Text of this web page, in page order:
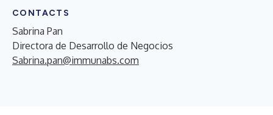
CONTACTS
Sabrina Pan
Directora de Desarrollo de Negocios
Sabrina.pan@immunabs.com